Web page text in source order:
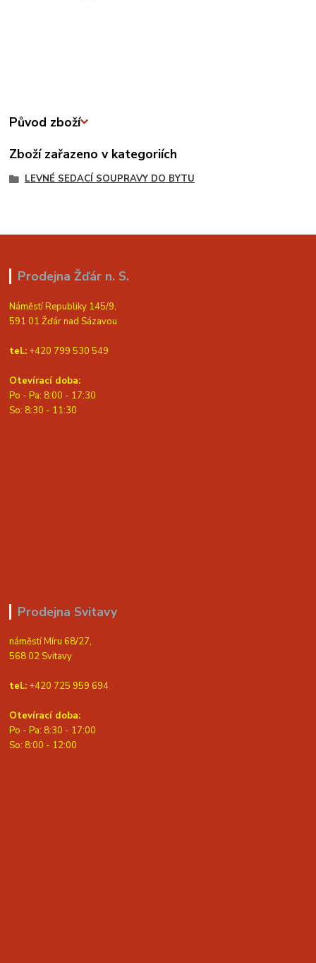
Původ zboží
Zboží zařazeno v kategoriích
LEVNÉ SEDACÍ SOUPRAVY DO BYTU
Prodejna Žďár n. S.
Náměstí Republiky 145/9,
591 01 Žďár nad Sázavou
tel.: +420 799 530 549
Otevírací doba:
Po - Pa: 8:00 - 17:30
So: 8:30 - 11:30
Prodejna Svitavy
náměstí Míru 68/27,
568 02 Svitavy
tel.: +420 725 959 694
Otevírací doba:
Po - Pa: 8:30 - 17:00
So: 8:00 - 12:00